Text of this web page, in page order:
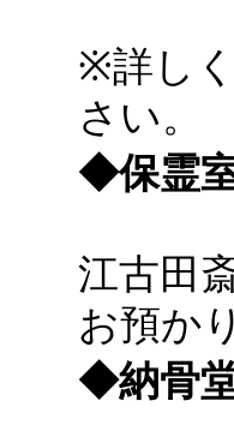
※詳し
さい。
◆保霊
江古田
お預か
◆納骨